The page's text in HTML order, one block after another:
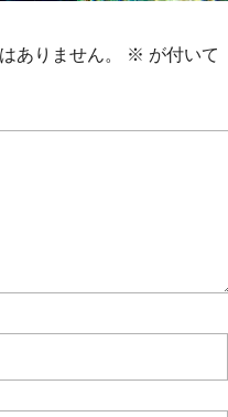
ありません。 ※ が付いて